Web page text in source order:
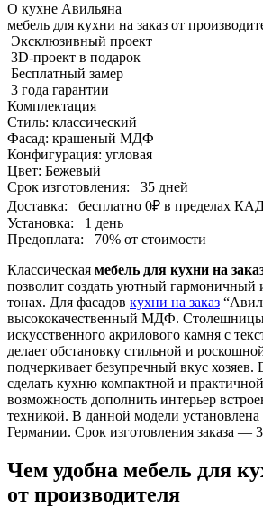
О кухне Авильяна
мебель для кухни на заказ от
Эксклюзивный проект
3D-проект в подарок
Бесплатный замер
3 года гарантии
Комплектация
Стиль: классический
Фасад: крашеный МДФ
Конфигурация: угловая
Цвет: Бежевый
Срок изготовления:
35 дней
Доставка:
бесплатно 0₽ в пределах
Установка:
1 день
Предоплата:
70% от стоимости
Классическая мебель для кухни на
позволит создать уютный гармоничный
тонах. Для фасадов кухни на заказ
высококачественный МДФ.
искусственного акрилового камня с
делает обстановку стильной и
подчеркивает безупречный вкус
сделать кухню компактной и
возможность дополнить интерьер
техникой. В данной модели
Германии. Срок изготовления заказа —
Чем удобна мебель для
от производителя